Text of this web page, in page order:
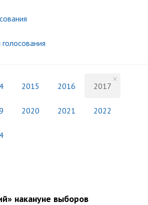
2015 2016 2017
2020 2021 2022
накануне выборов